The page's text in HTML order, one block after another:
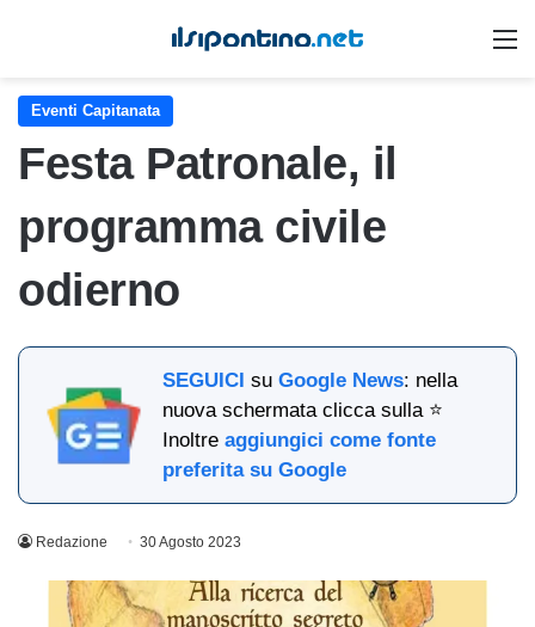
Eventi Capitanata
Festa Patronale, il
programma civile
odierno
SEGUICI suGoogle News: nella
nuova schermata clicca sulla ⭐
Inoltreaggiungici come fonte
preferita su Google
Redazione 30 Agosto 2023